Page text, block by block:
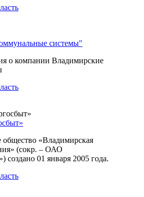
системы"
о компании Владимирские
«Владимирская
(сокр. – ОАО
создано 01 января 2005 года.